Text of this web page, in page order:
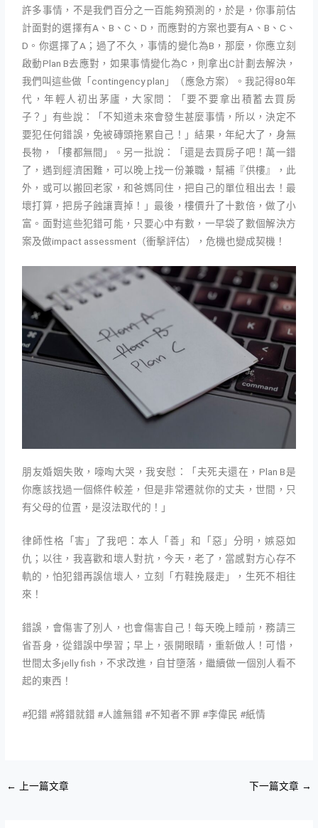
許多事情，不是我們百分之一百能夠預測的，於是，你事前估
計面對的選擇有A、B、C、D，而應對的方案也要有A、B、C、
D。你選擇了A；過了不久，事情的變化為B，那麼，你應立刻
啟動Plan B去應對，如果事情變化為C，則拿出C計劃去解決，
我們叫這些做「contingency plan」（應急方案）。我記得80年
代，年輕人初出茅廬，大家問：「要不要拿出積蓄去買房
子？」有些說：「不知道未來會發生甚麼事情，所以，決定不
要犯任何錯誤，免被磚頭拖累自己！」結果，年紀大了，身無
長物，「樓都無間」。另一批說：「還是去買房子吧！萬一錯
了，遇到經濟困難，可以晚上找一份兼職，幫補『供樓』，此
外，或可以搬回老家，和爸媽同住，把自己的單位租出去！最
壞打算，把房子蝕讓賣掉！」最後，樓價升了十數倍，做了小
富。面對這些犯錯可能，只要心中有數，一早袋了數個解決方
案及做impact assessment（衝擊評估），危機也變成契機！
朋友婚姻失敗，嚎啕大哭，我安慰：「夫死夫還在，Plan B是
你應該找過一個條件較差，但是非常遷就你的丈夫，世間，只
有父母的位置，是沒法取代的！」
律師性格「害」了我吧：本人「善」和「惡」分明，嫉惡如
仇；以往，我喜歡和壞人對抗，今天，老了，當感對方心存不
軌的，怕犯錯再誤信壞人，立刻「冇鞋挽屐走」，生死不相往
來！
錯誤，會傷害了別人，也會傷害自己！每天晚上睡前，務請三
省吾身，從錯誤中學習；早上，張開眼睛，重新做人！可惜，
世間太多jelly fish，不求改進，自甘墮落，繼續做一個別人看不
起的東西！
#犯錯 #將錯就錯 #人誰無錯 #不知者不罪 #李偉民 #紙情
← 上一篇文章 下一篇文章 →